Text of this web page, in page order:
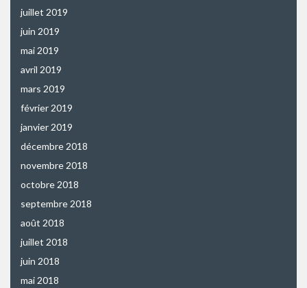
juillet 2019
juin 2019
mai 2019
avril 2019
mars 2019
février 2019
janvier 2019
décembre 2018
novembre 2018
octobre 2018
septembre 2018
août 2018
juillet 2018
juin 2018
mai 2018